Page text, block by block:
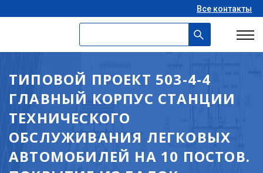
Все контакты
ТИПОВОЙ ПРОЕКТ 503-4-4
ГЛАВНЫЙ КОРПУС СТАНЦИИ
ТЕХНИЧЕСКОГО
ОБСЛУЖИВАНИЯ ЛЕГКОВЫХ
АВТОМОБИЛЕЙ НА 10 ПОСТОВ.